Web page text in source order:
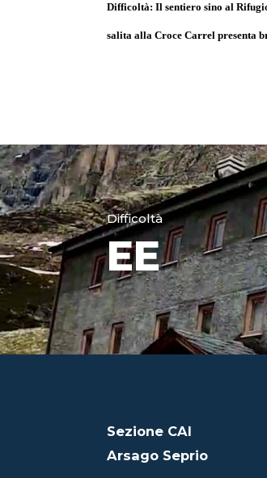
Difficoltà: Il sentiero sino al
salita alla Croce Carrel presenta
Difficoltà
EE
Sezione CAI
Arsago Seprio